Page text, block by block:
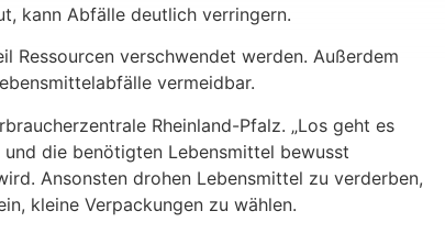
kann Abfälle deutlich verringern.
Ressourcen verschwendet werden. Außerdem
vermeidbar.
Rheinland-Pfalz. „Los geht es
die benötigten Lebensmittel bewusst
Ansonsten drohen Lebensmittel zu verderben,
kleine Verpackungen zu wählen.